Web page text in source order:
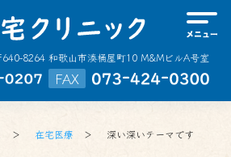
640-8264 和歌山市湊桶屋町10 M&MビルA号室
FAX
在宅医療 深い深いテーマです